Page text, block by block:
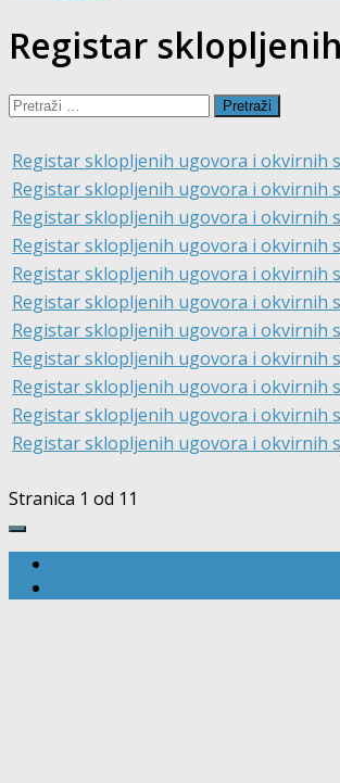
Registar
Pretraži:
Registar sklopljenih ugovora i okvirnih
Registar sklopljenih ugovora i okvirnih
Registar sklopljenih ugovora i okvirnih
Registar sklopljenih ugovora i okvirnih
Registar sklopljenih ugovora i okvirnih
Registar sklopljenih ugovora i okvirnih
Registar sklopljenih ugovora i okvirnih
Registar sklopljenih ugovora i okvirnih
Registar sklopljenih ugovora i okvirnih
Registar sklopljenih ugovora i okvirnih
Registar sklopljenih ugovora i okvirnih
Stranica 1 od 1 1